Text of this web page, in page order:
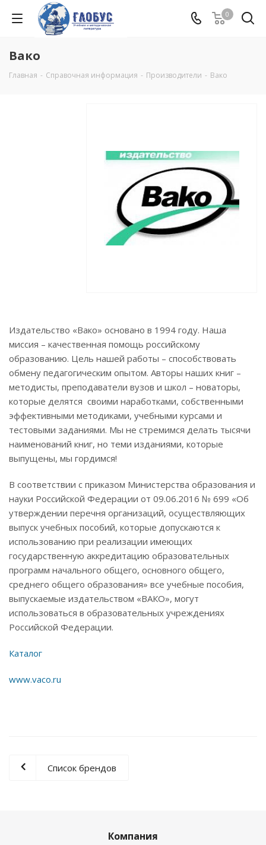
0
Вако
Главная - Справочная информация - Производители - Вако
Издательство «Вако» основано в 1994 году. Наша
миссия – качественная помощь российскому
образованию. Цель нашей работы – способствовать
обмену педагогическим опытом. Авторы наших книг –
методисты, преподаватели вузов и школ – новаторы,
которые делятся своими наработками, собственными
эффективными методиками, учебными курсами и
тестовыми заданиями. Мы не стремимся делать тысячи
наименований книг, но теми изданиями, которые
выпущены, мы гордимся!
В соответствии с приказом Министерства образования и
науки Российской Федерации от 09.06.2016 № 699 «Об
утверждении перечня организаций, осуществляющих
выпуск учебных пособий, которые допускаются к
использованию при реализации имеющих
государственную аккредитацию образовательных
программ начального общего, основного общего,
среднего общего образования» все учебные пособия,
выпускаемые издательством «ВАКО», могут
использоваться в образовательных учреждениях
Российской Федерации.
Каталог
www.vaco.ru
Список брендов
Компания